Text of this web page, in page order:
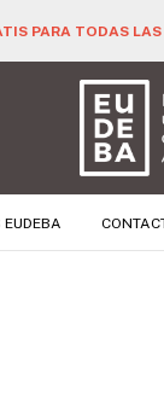
PARA TODAS